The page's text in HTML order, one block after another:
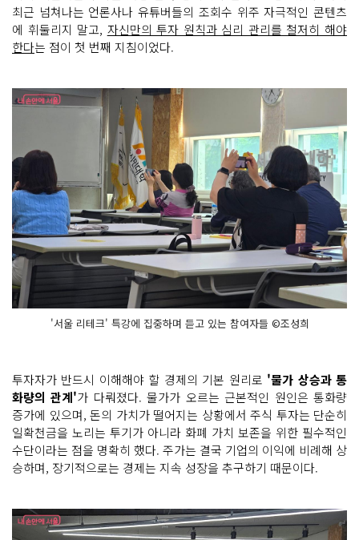
최근 넘쳐나는 언론사나 유튜버들의 조회수 위주 자극적인 콘텐츠
에 휘둘리지 말고, 자신만의 투자 원칙과 심리 관리를 철저히 해야
한다는 점이 첫 번째 지침이었다.
'서울 리테크' 특강에 집중하며 듣고 있는 참여자들 ©조성희
투자자가 반드시 이해해야 할 경제의 기본 원리로 '물가 상승과 통
화량의 관계'가 다뤄졌다. 물가가 오르는 근본적인 원인은 통화량
증가에 있으며, 돈의 가치가 떨어지는 상황에서 주식 투자는 단순히
일확천금을 노리는 투기가 아니라 화폐 가치 보존을 위한 필수적인
수단이라는 점을 명확히 했다. 주가는 결국 기업의 이익에 비례해 상
승하며, 장기적으로는 경제는 지속 성장을 추구하기 때문이다.